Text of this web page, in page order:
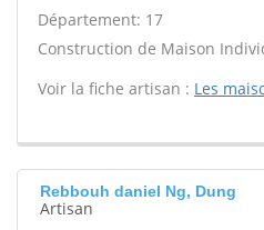
Département: 17
Construction de Maison
Voir la fiche artisan : Les
Rebbouh daniel Ng, Dung
Artisan